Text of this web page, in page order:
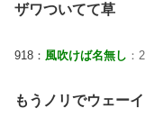
ザワついてて草
918： 風吹けば名無し ：
もうノリでウェー